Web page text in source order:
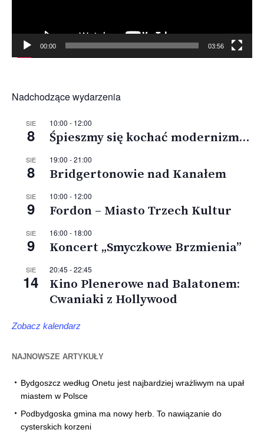
00:00 03:56
Nadchodzące wydarzenia
SIE
8
10:00 - 12:00
Śpieszmy się kochać modernizm…
SIE
8
19:00 -21:00
Bridgertonowie nad Kanałem
SIE
9
10:00 - 12:00
Fordon – Miasto Trzech Kultur
SIE
9
16:00 - 18:00
Koncert „Smyczkowe Brzmienia”
SIE
14
20:45 -22:45
Kino Plenerowe nad Balatonem:
Cwaniaki z Hollywood
Zobacz kalendarz
NAJNOWSZE ARTYKUŁY
Bydgoszcz według Onetu jest najbardziej wrażliwym na upał
miastem w Polsce
Podbydgoska gmina ma nowy herb. To nawiązanie do
cysterskich korzeni